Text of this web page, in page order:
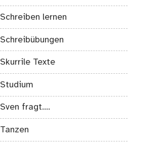
Schreiben lernen
Schreibübungen
Skurrile Texte
Studium
Sven fragt….
Tanzen